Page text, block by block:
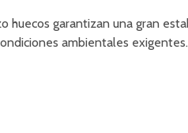
huecos garantizan una gran
ambientales exigentes.